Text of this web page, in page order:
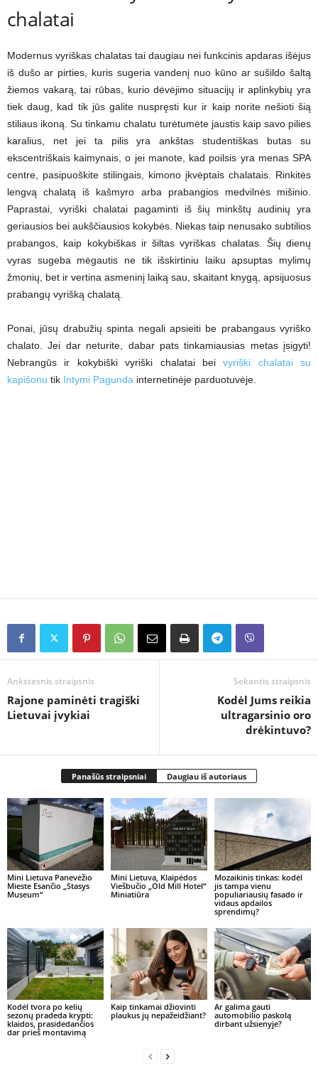
chalatai
Modernus vyriškas chalatas tai daugiau nei funkcinis apdaras išėjus
iš dušo ar pirties, kuris sugeria vandenį nuo kūno ar sušildo šaltą
žiemos vakarą, tai rūbas, kurio dėvėjimo situacijų ir aplinkybių yra
tiek daug, kad tik jūs galite nuspręsti kur ir kaip norite nešioti šią
stiliaus ikoną. Su tinkamu chalatu turėtumėte jaustis kaip savo pilies
karalius, net jei ta pilis yra ankštas studentiškas butas su
ekscentriškais kaimynais, o jei manote, kad poilsis yra menas SPA
centre, pasipuoškite stilingais, kimono įkvėptais chalatais. Rinkitės
lengvą chalatą iš kašmyro arba prabangios medvilnės mišinio.
Paprastai, vyriški chalatai pagaminti iš šių minkštų audinių yra
geriausios bei aukščiausios kokybės. Niekas taip nenusako subtilios
prabangos, kaip kokybiškas ir šiltas vyriškas chalatas. Šių dienų
vyras sugeba mėgautis ne tik išskirtiniu laiku apsuptas mylimų
žmonių, bet ir vertina asmeninį laiką sau, skaitant knygą, apsijuosus
prabangų vyrišką chalatą.
Ponai, jūsų drabužių spinta negali apsieiti be prabangaus vyriško
chalato. Jei dar neturite, dabar pats tinkamiausias metas įsigyti!
Nebrangūs ir kokybiški vyriški chalatai beivyriški chalatai su
kapišonu tik Intymi Pagunda internetinėje parduotuvėje.
Ankstesnis straipsnis
Rajone paminėti tragiški
Lietuvai įvykiai
Sekantis straipsnis
Kodėl Jums reikia
ultragarsinio oro
drėkintuvo?
Panašūs straipsniai Daugiau iš autoriaus
Mini Lietuva Panevėžio
Mieste Esančio „Stasys
Museum“
Mini Lietuva, Klaipėdos
Viešbučio „Old Mill Hotel“
Miniatiūra
Mozaikinis tinkas: kodėl
jis tampa vienu
populiariausių fasado ir
vidaus apdailos
sprendimų?
Kodėl tvora po kelių
sezonų pradeda krypti:
klaidos, prasidedančios
dar prieš montavimą
Kaip tinkamai džiovinti
plaukus jų nepažeidžiant?
Ar galima gauti
automobilio paskolą
dirbant užsienyje?